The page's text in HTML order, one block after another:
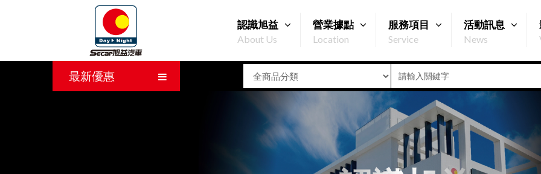
認識旭益
About Us
營業據點
Location
服務項目
Service
活動訊息
News
最新優惠